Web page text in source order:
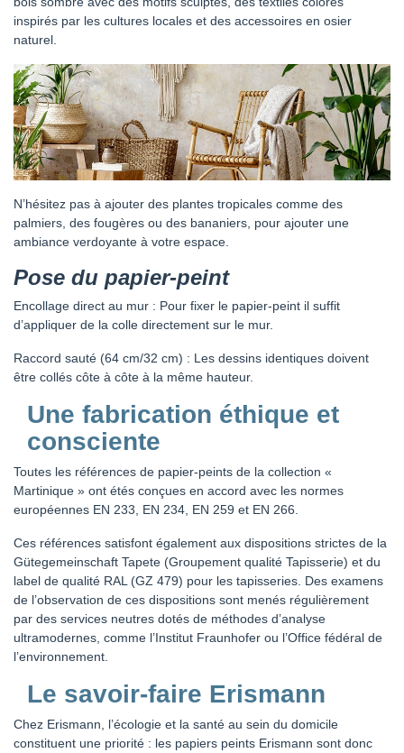
inspirés par les cultures locales et des accessoires en osier
naturel.
N’hésitez pas à ajouter des plantes tropicales comme des
palmiers, des fougères ou des bananiers, pour ajouter une
ambiance verdoyante à votre espace.
Pose du papier-peint
Encollage direct au mur : Pour fixer le papier-peint il suffit
d’appliquer de la colle directement sur le mur.
Raccord sauté (64 cm/32 cm) : Les dessins identiques doivent
être collés côte à côte à la même hauteur.
Une fabrication éthique et
consciente
Toutes les références de papier-peints de la collection «
Martinique » ont étés conçues en accord avec les normes
européennes EN 233, EN 234, EN 259 et EN 266.
Ces références satisfont également aux dispositions strictes de la
Gütegemeinschaft Tapete (Groupement qualité Tapisserie) et du
label de qualité RAL (GZ 479) pour les tapisseries. Des examens
de l’observation de ces dispositions sont menés régulièrement
par des services neutres dotés de méthodes d’analyse
ultramodernes, comme l’Institut Fraunhofer ou l’Office fédéral de
l’environnement.
Le savoir-faire Erismann
Chez Erismann, l’écologie et la santé au sein du domicile
constituent une priorité : les papiers peints Erismann sont donc